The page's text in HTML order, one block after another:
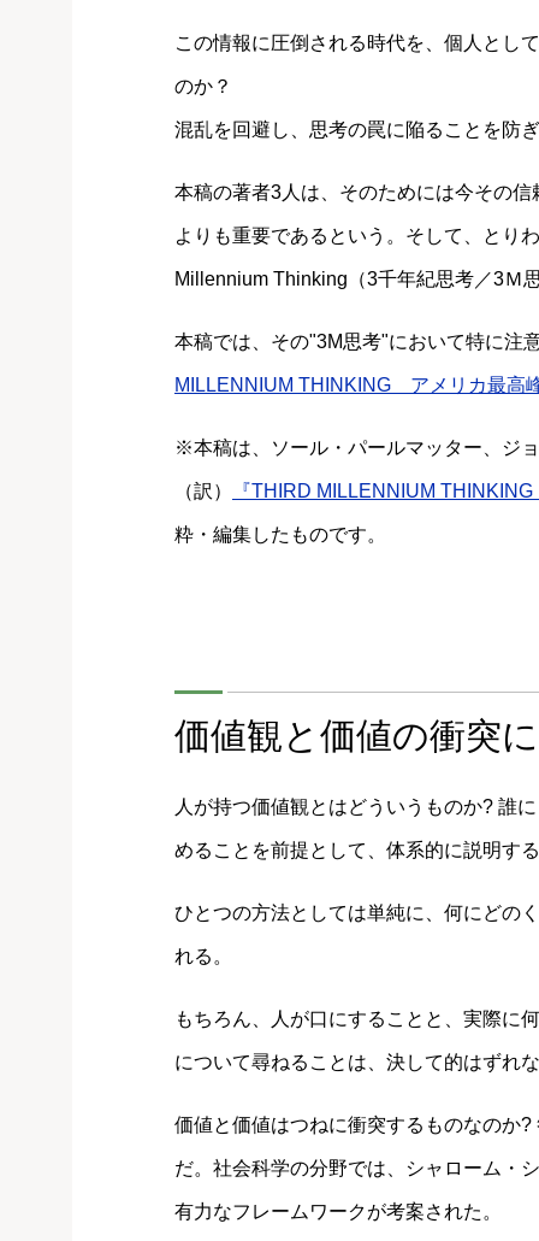
この情報に圧倒される時代を、個人とし
のか？
混乱を回避し、思考の罠に陥ることを
本稿の著者3人は、そのためには今その
よりも重要であるという。そして、とり
Millennium Thinking（3千年紀思考／3Ｍ
本稿では、その"3M思考"において特に注
MILLENNIUM THINKING アメリカ最高
※本稿は、ソール・パールマッター、ジ
（訳） 『THIRD MILLENNIUM
粋・編集したものです。
価値観と価値の衝突
人が持つ価値観とはどういうものか? 誰
めることを前提として、体系的に説明す
ひとつの方法としては単純に、何にどの
れる。
もちろん、人が口にすることと、実際に
について尋ねることは、決して的はずれ
価値と価値はつねに衝突するものなのか
だ。社会科学の分野では、シャローム・
有力なフレームワークが考案された。